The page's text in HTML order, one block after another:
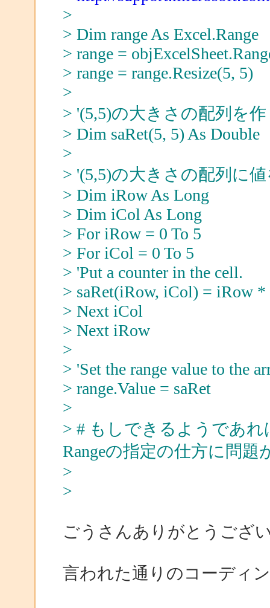
>
> Dim range As Excel.Range
> range =
> range = range.Resize(5, 5)
>
> '(5,5)の大きさの配列を
> Dim saRet(5, 5) As Double
>
> '(5,5)の大きさの配列に
> Dim iRow As Long
> Dim iCol As Long
> For iRow = 0 To 5
> For iCol = 0 To 5
> 'Put a counter in the cell.
> saRet(iRow, iCol) = iRow
> Next iCol
> Next iRow
>
> 'Set the range value to the
> range.Value = saRet
>
> # もしできるようであ
Rangeの指定の仕方に問
>
>
ごうさんありがとうござ
言われた通りのコーディ